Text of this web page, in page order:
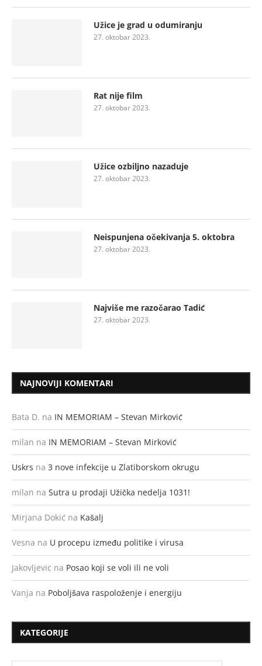
Užice je grad u odumiranju
27. oktobar 2023.
Rat nije film
27. oktobar 2023.
Užice ozbiljno nazaduje
27. oktobar 2023.
Neispunjena očekivanja 5. oktobra
27. oktobar 2023.
Najviše me razočarao Tadić
27. oktobar 2023.
NAJNOVIJI KOMENTARI
Bata D. na IN MEMORIAM – Stevan Mirković
milan na IN MEMORIAM – Stevan Mirković
Uskrs na 3 nove infekcije u Zlatiborskom okrugu
milan na Sutra u prodaji Užička nedelja 1031!
Mirjana Dokić na Kašalj
Vesna na U procepu između politike i virusa
Jakovljevic na Posao koji se voli ili ne voli
Vanja na Poboljšava raspoloženje i energiju
KATEGORIJE